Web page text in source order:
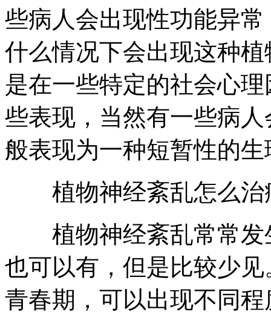
些病人会出现性功能异
什么情况下会出现这种
是在一些特定的社会心
些表现，当然有一些病
般表现为一种短暂性的
植物神经紊乱怎么治
植物神经紊乱常常发
也可以有，但是比较少
青春期，可以出现不同